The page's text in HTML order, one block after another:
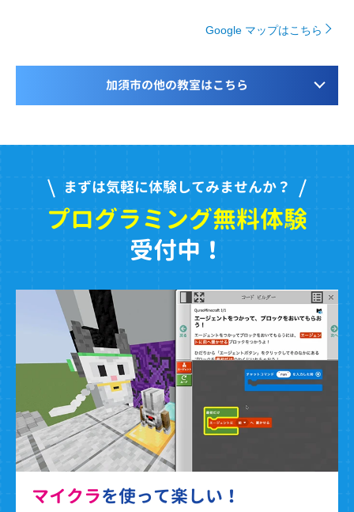
Google マップはこちら
加須市の他の教室はこちら
まずは気軽に体験してみませんか？
プログラミング無料体験
受付中！
マイクラを使って楽しい！